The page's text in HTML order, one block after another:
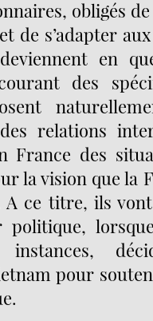
obligés
de s’adapter
en
des
relations
France des
la vision que la
A ce titre, ils
pour